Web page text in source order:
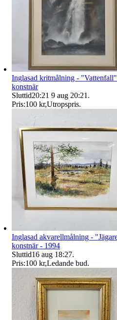
Inglasad kritmålning -
konstnär
Sluttid20:21 9 aug 20:21 .
Pris:100 kr,Utropspris.
Inglasad akvarellmålning -
konstnär - 1994
Sluttid16 aug 18:27.
Pris:100 kr,Ledande bud.